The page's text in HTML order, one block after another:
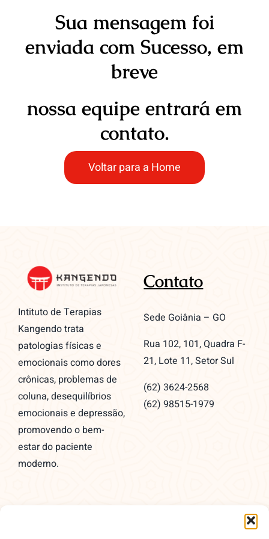
Sua mensagem foi
enviada com Sucesso, em
breve
nossa equipe entrará em
contato.
Voltar para a Home
Intituto de Terapias
Kangendo trata
patologias físicas e
emocionais como dores
crônicas, problemas de
coluna, desequilíbrios
emocionais e depressão,
promovendo o bem-
estar do paciente
moderno.
Contato
Sede Goiânia – GO
Rua 102, 101, Quadra F-
21, Lote 11, Setor Sul
(62) 3624-2568
(62) 98515-1979
Redes Sociais